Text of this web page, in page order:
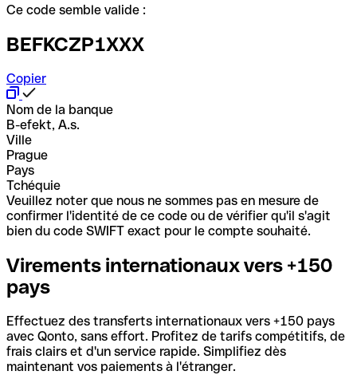
Ce code semble valide :
BEFKCZP1XXX
Copier
Nom de la banque
B-efekt, A.s.
Ville
Prague
Pays
Tchéquie
Veuillez noter que nous ne sommes pas en mesure de
confirmer l'identité de ce code ou de vérifier qu'il s'agit
bien du code SWIFT exact pour le compte souhaité.
Virements internationaux vers +150
pays
Effectuez des transferts internationaux vers +150 pays
avec Qonto, sans effort. Profitez de tarifs compétitifs, de
frais clairs et d'un service rapide. Simplifiez dès
maintenant vos paiements à l'étranger.